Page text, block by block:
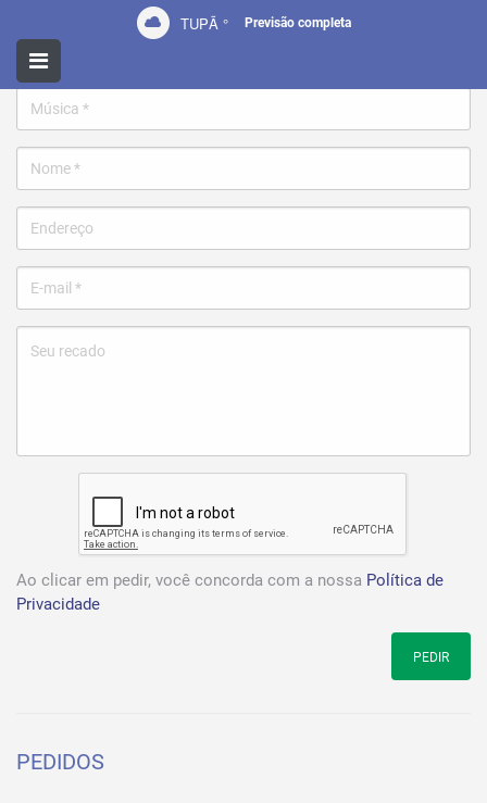
TUPÃ ° Previsão completa
Ao clicar em pedir, você concorda com a nossa Política de
Privacidade
PEDIR
PEDIDOS